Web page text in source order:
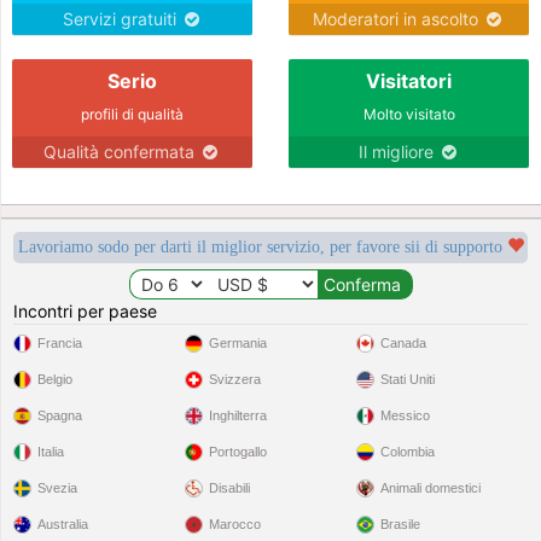
Servizi gratuiti Moderatori in ascolto
Serio
profili di qualità
Qualità confermata
Visitatori
Molto visitato
Il migliore
Lavoriamo sodo per darti il miglior servizio, per favore sii di supporto
Incontri per paese
Francia
Belgio
Spagna
Italia
Svezia
Germania
Svizzera
Inghilterra
Portogallo
Disabili
Canada
Stati Uniti
Messico
Colombia
Animali domestici
Australia Marocco Brasile